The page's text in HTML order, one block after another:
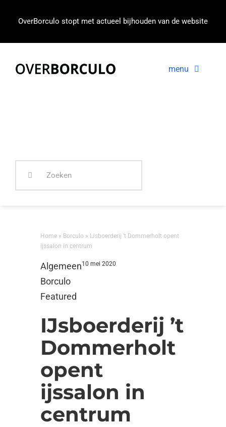
OverBorculo stopt met actueel bijhouden van de website
menu
Home » Borculo » IJsboerderij ’t Dommerholt opent
ijssalon in centrum
Algemeen
Borculo
Featured
10 mei 2020
IJsboerderij ’t
Dommerholt
opent
ijssalon in
centrum